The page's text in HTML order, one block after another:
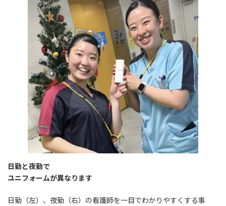
日勤と夜勤で
ユニフォームが異なります
日勤（左）、夜勤（右）の看護師を一目でわかりやすくする事
病院見学